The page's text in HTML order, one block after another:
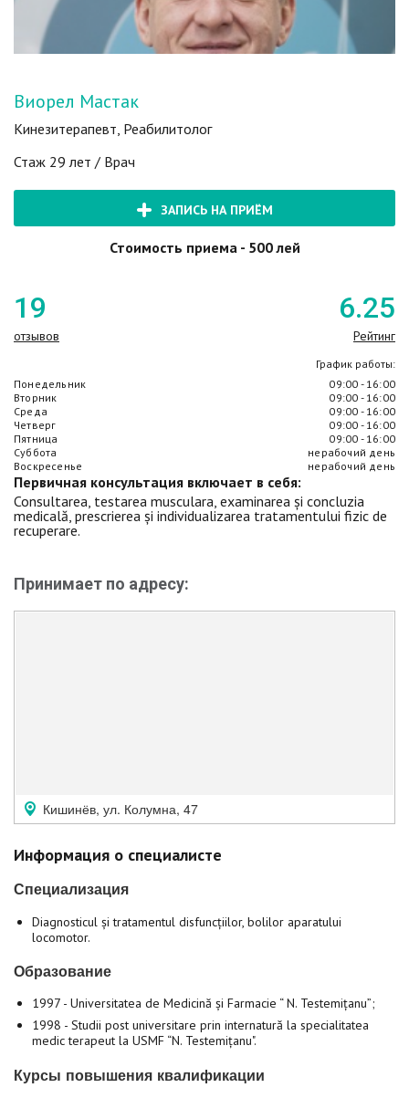
Виорел Мастак
Кинезитерапевт, Реабилитолог
Стаж 29 лет / Врач
ЗАПИСЬ НА ПРИЁМ
Стоимость приема - 500 лей
19
отзывов
6.25
Рейтинг
График работы:
Понедельник
Вторник
Среда
Четверг
Пятница
Суббота
Воскресенье
09:00 - 16:00
09:00 - 16:00
09:00 - 16:00
09:00 - 16:00
09:00 - 16:00
нерабочий день
нерабочий день
Первичная консультация включает в себя:
Consultarea, testarea musculara, examinarea și concluzia
medicală, prescrierea și individualizarea tratamentului fizic de
recuperare.
Принимает по адресу:
Кишинёв, ул. Колумна, 47
Информация о специалисте
Специализация
Diagnosticul și tratamentul disfuncțiilor, bolilor aparatului
locomotor.
Образование
1997 - Universitatea de Medicină și Farmacie “ N. Testemițanu”;
1998 - Studii post universitare prin internatură la specialitatea
medic terapeut la USMF “N. Testemițanu".
Курсы повышения квалификации